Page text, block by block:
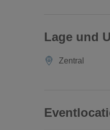
Lage und
Zentral